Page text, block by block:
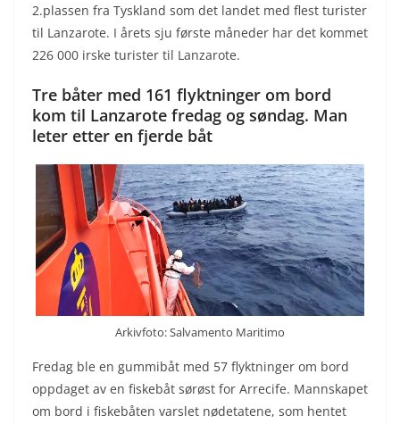
2.plassen fra Tyskland som det landet med flest turister
til Lanzarote. I årets sju første måneder har det kommet
226 000 irske turister til Lanzarote.
Tre båter med 161 flyktninger om bord
kom til Lanzarote fredag og søndag. Man
leter etter en fjerde båt
Arkivfoto: Salvamento Maritimo
Fredag ble en gummibåt med 57 flyktninger om bord
oppdaget av en fiskebåt sørøst for Arrecife. Mannskapet
om bord i fiskebåten varslet nødetatene, som hentet